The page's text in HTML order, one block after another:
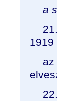
a
1919